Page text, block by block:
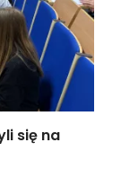
się na